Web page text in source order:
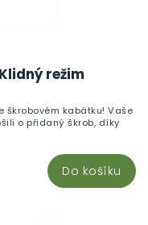
režim
Do košíku
škrobovém kabátku! Vaše
o přidaný škrob, díky